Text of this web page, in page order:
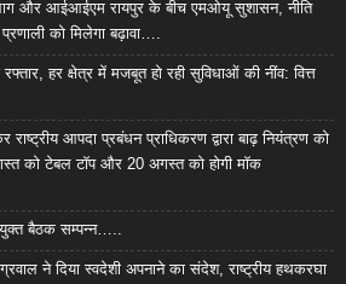
और आईआईएम रायपुर के बीच एमओयू सुशासन, नीति
प्रणाली को मिलेगा बढ़ावा….
हर क्षेत्र में मजबूत हो रही सुविधाओं की नींव: वित्त
राष्ट्रीय आपदा प्रबंधन प्राधिकरण द्वारा बाढ़ नियंत्रण को
को टेबल टॉप और 20 अगस्त को होगी मॉक
बैठक सम्पन्न…..
ने दिया स्वदेशी अपनाने का संदेश, राष्ट्रीय हथकरघा